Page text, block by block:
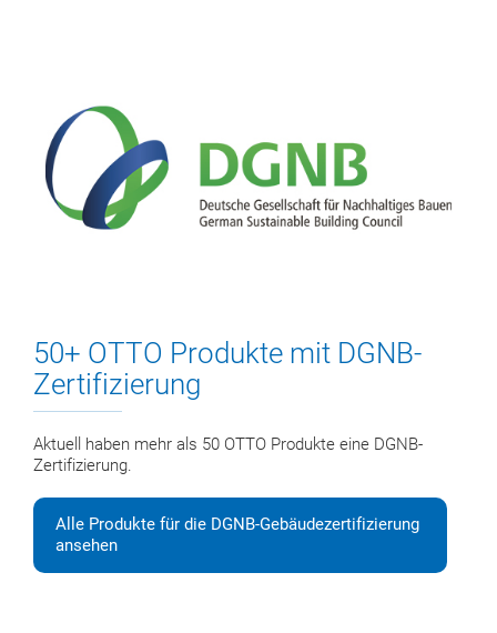
50+ OTTO Produkte mit DGNB-
Zertifizierung
Aktuell haben mehr als 50 OTTO Produkte eine DGNB-
Zertifizierung.
Alle Produkte für die DGNB-Gebäudezertifizierung
ansehen